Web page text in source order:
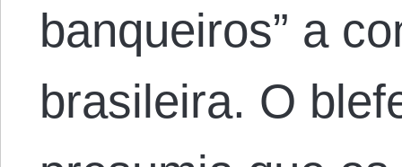
banqueiros” a
brasileira. O